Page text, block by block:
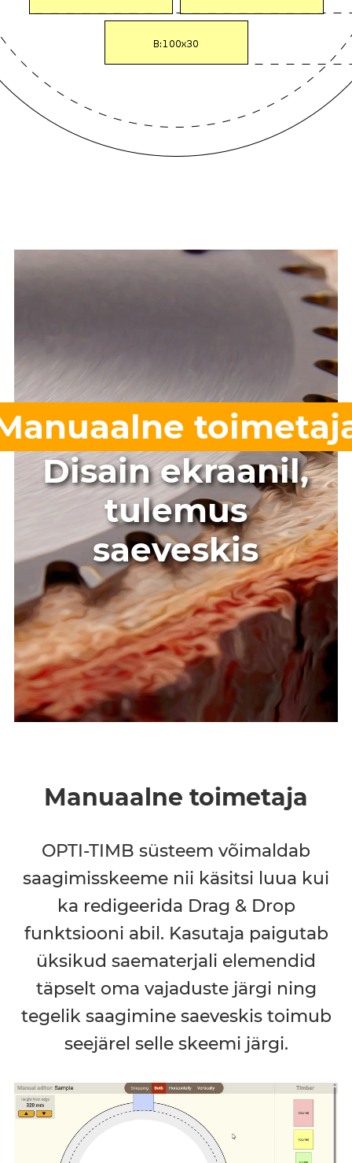
Disain ekraanil,
tulemus
saeveskis
Manuaalne toimetaja
OPTI-TIMB süsteem võimaldab
saagimisskeeme nii käsitsi luua kui
ka redigeerida Drag & Drop
funktsiooni abil. Kasutaja paigutab
üksikud saematerjali elemendid
täpselt oma vajaduste järgi ning
tegelik saagimine saeveskis toimub
seejärel selle skeemi järgi.